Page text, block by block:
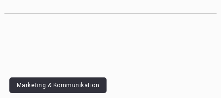
Marketing & Kommunikation